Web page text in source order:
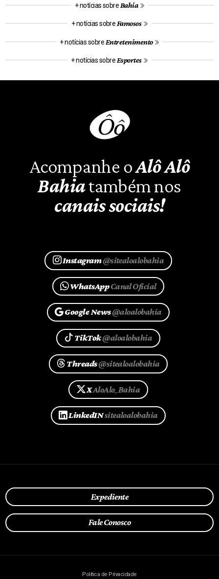
+ notícias sobre Bahia
+ notícias sobre Famosos
+ notícias sobre Entretenimento
+ notícias sobre Esportes
Acompanhe oAlô Alô
Bahiatambém nos
canais sociais!
Instagram@sitealoalobahia
WhatsAppCanal Oficial
Google News@aloalobahia
TikTok@aloalobahia
Threads@sitealoalobahia
XAloAlo_Bahia
LinkedINsitealoalobahia
Expediente
Fale Conosco
Política de Privacidade